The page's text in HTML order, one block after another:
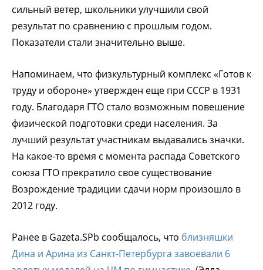
сильный ветер, школьники улучшили свой
результат по сравнению с прошлым годом.
Показатели стали значительно выше.
Напоминаем, что физкультурный комплекс «Готов к
труду и обороне» утвержден еще при СССР в 1931
году. Благодаря ГТО стало возможным повешение
физической подготовки среди населения. За
лучший результат участникам выдавались значки.
На какое-то время с момента распада Советского
союза ГТО прекратило свое существование
Возрождение традиции сдачи норм произошло в
2012 году.
Ранее в Gazeta.SPb сообщалось, что близняшки
Дина и Арина из Санкт-Петербурга завоевали 6